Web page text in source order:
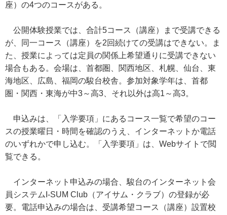
座）の4つのコースがある。
公開体験授業では、合計5コース（講座）まで受講できる
が、同一コース（講座）を2回続けての受講はできない。ま
た、授業によっては定員の関係上希望通りに受講できない
場合もある。会場は、首都圏、関西地区、札幌、仙台、東
海地区、広島、福岡の駿台校舎。参加対象学年は、首都
圏・関西・東海が中3～高3、それ以外は高1～高3。
申込みは、「入学要項」にあるコース一覧で希望のコー
スの授業曜日・時間を確認のうえ、インターネットか電話
のいずれかで申し込む。「入学要項」は、Webサイトで閲
覧できる。
インターネット申込みの場合、駿台のインターネット会
員システムI-SUM Club（アイサム・クラブ）の登録が必
要。電話申込みの場合は、受講希望コース（講座）設置校